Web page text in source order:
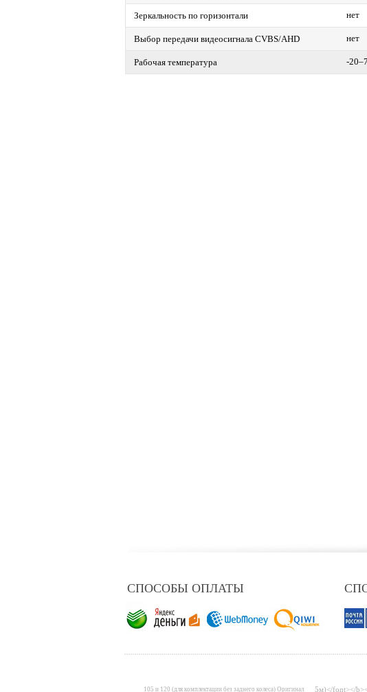
Зеркальность по горизонтали нет
Выбор передачи видеосигнала CVBS/AHD нет
Рабочая температура -
СПОСОБЫ ОПЛАТЫ
105 и 120 (для комплектации без заднего колеса) Оригинал 5м)</font></